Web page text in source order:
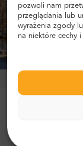
pozwoli nam
przeglądania lub
wyrażenia zgody
na niektóre cechy i